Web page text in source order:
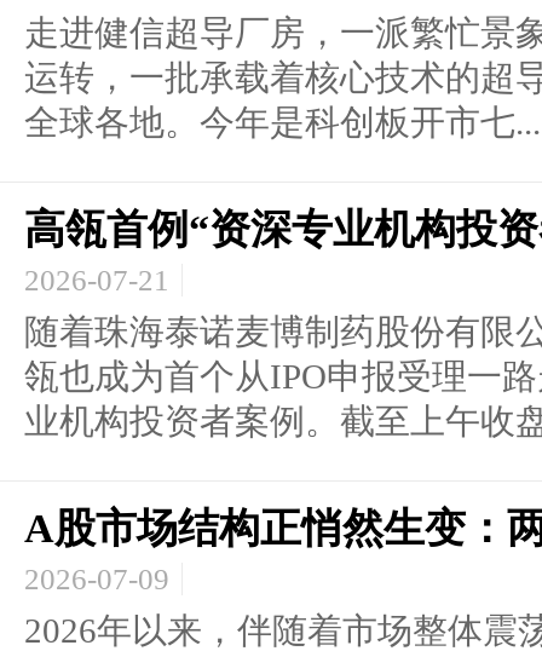
走进健信超导厂房，一派繁忙景
运转，一批承载着核心技术的超
全球各地。今年是科创板开市七...
高瓴首例“资深专业机构投
2026-07-21
随着珠海泰诺麦博制药股份有限
瓴也成为首个从IPO申报受理一
业机构投资者案例。截至上午收
A股市场结构正悄然生变：
2026-07-09
2026年以来，伴随着市场整体震